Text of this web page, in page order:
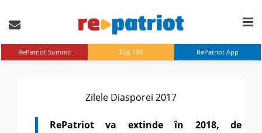
RePatriot Summit Top 100 RePatriot App
Zilele Diasporei 2017
RePatriot va extinde în 2018, de